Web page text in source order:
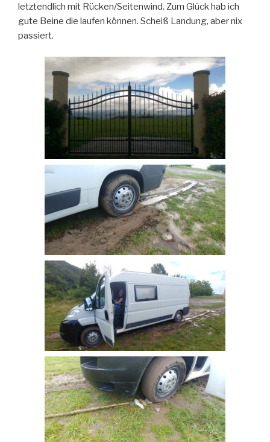
letztendlich mit Rücken/Seitenwind. Zum Glück hab ich
gute Beine die laufen können. Scheiß Landung, aber nix
passiert.